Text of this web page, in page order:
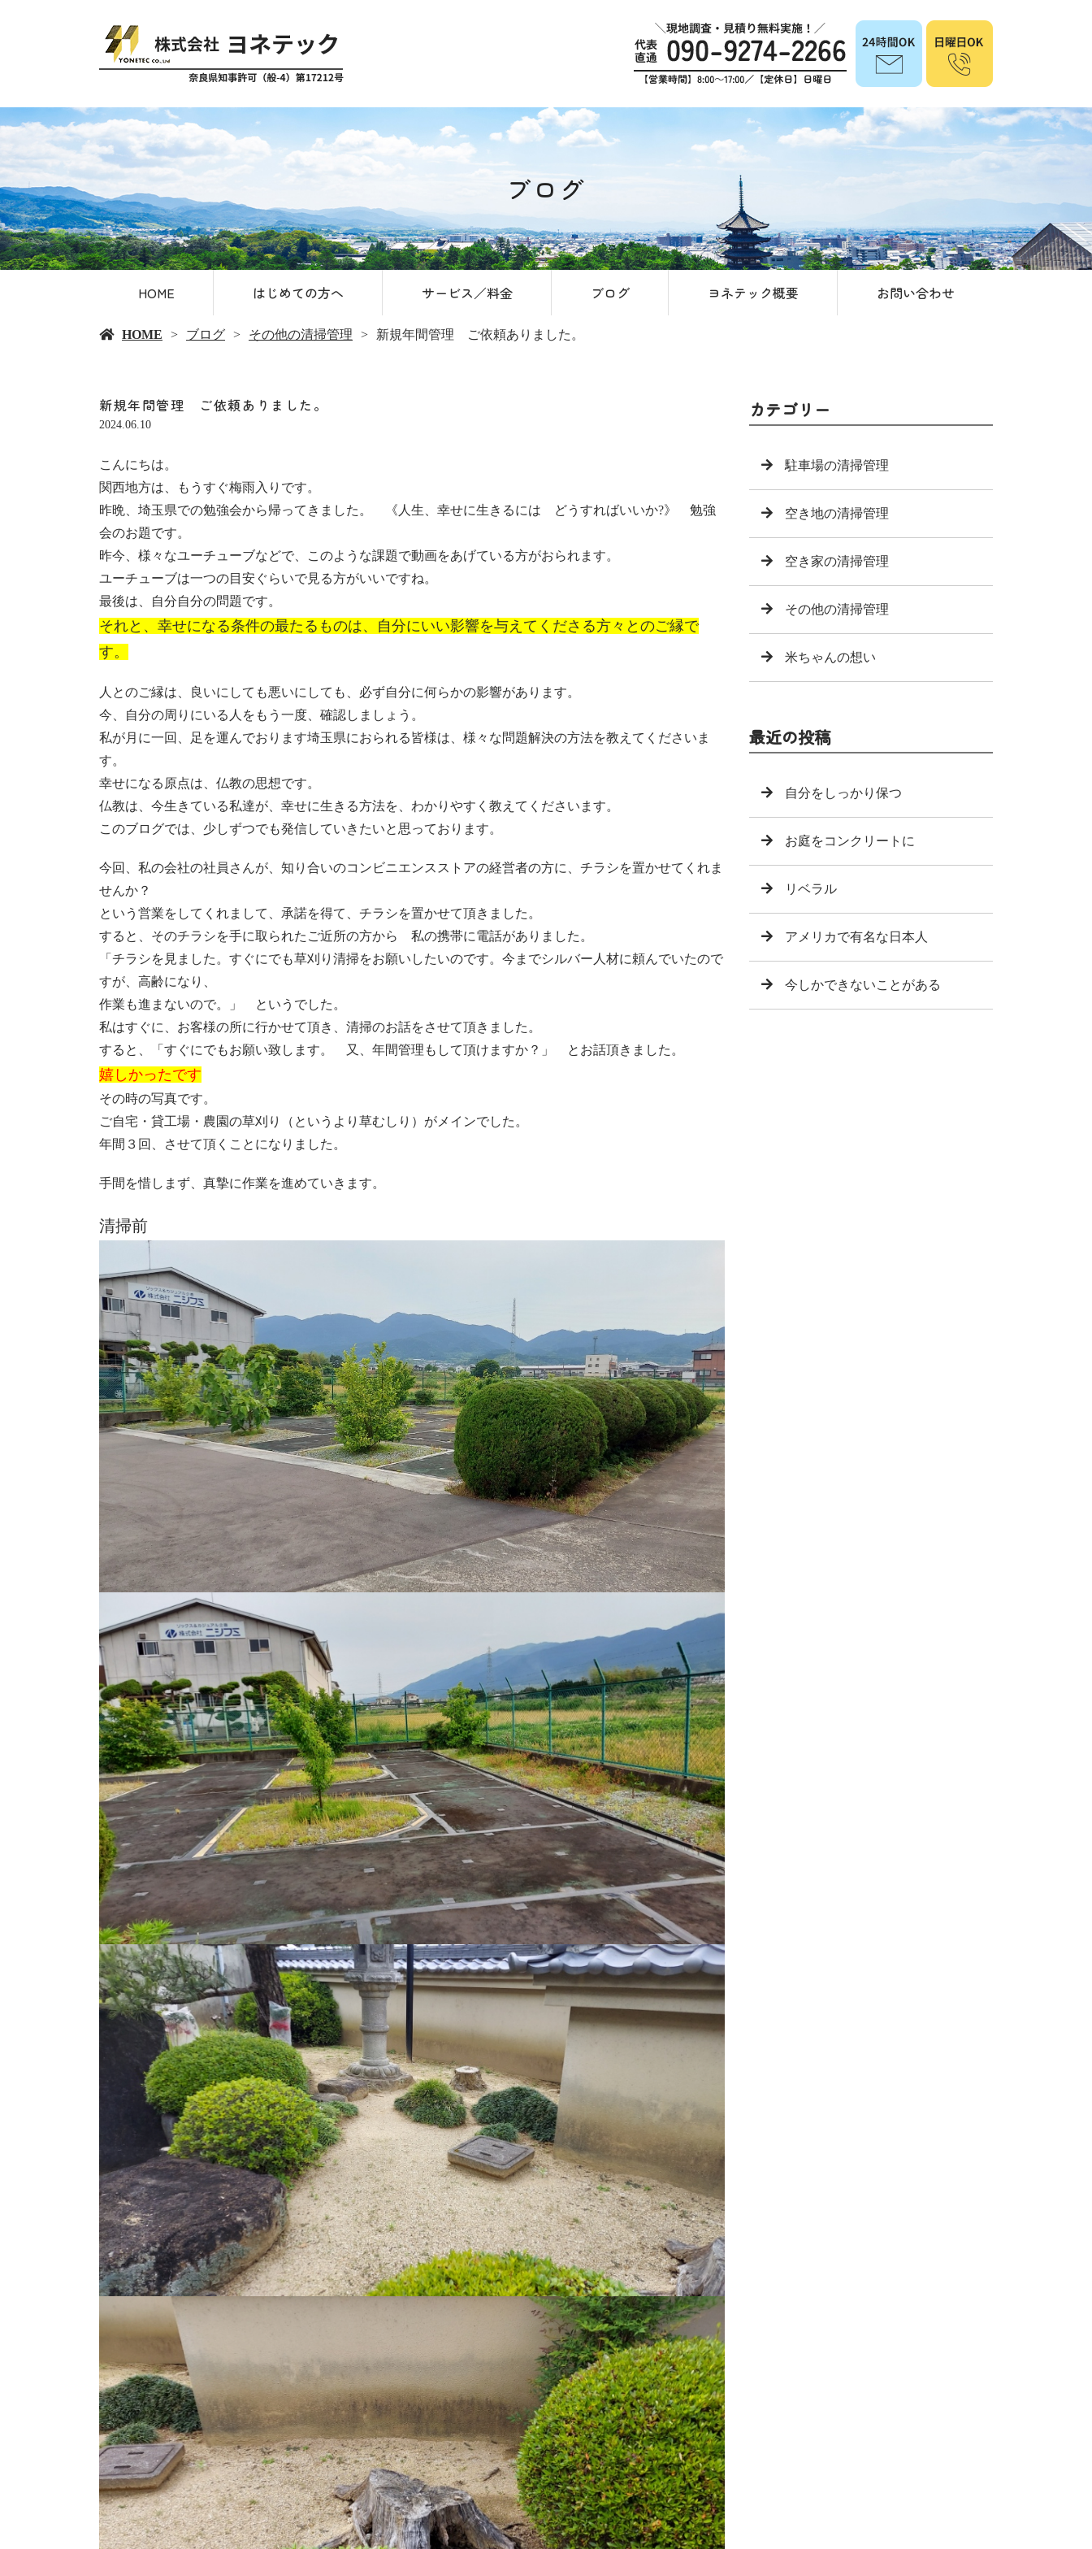
ブログ
HOME はじめての方へ サービス／料金 ブログ ヨネテック概要 お問い合わせ
HOME ブログ その他の清掃管理 新規年間管理 ご依頼ありました。
新規年間管理 ご依頼ありました。
2024.06.10
こんにちは。
関西地方は、もうすぐ梅雨入りです。
昨晩、埼玉県での勉強会から帰ってきました。 《人生、幸せに生きるには どうすればいいか?》 勉強
会のお題です。
昨今、様々なユーチューブなどで、このような課題で動画をあげている方がおられます。
ユーチューブは一つの目安ぐらいで見る方がいいですね。
最後は、自分自分の問題です。
それと、幸せになる条件の最たるものは、自分にいい影響を与えてくださる方々とのご縁で
す。
人とのご縁は、良いにしても悪いにしても、必ず自分に何らかの影響があります。
今、自分の周りにいる人をもう一度、確認しましょう。
私が月に一回、足を運んでおります埼玉県におられる皆様は、様々な問題解決の方法を教えてくださいま
す。
幸せになる原点は、仏教の思想です。
仏教は、今生きている私達が、幸せに生きる方法を、わかりやすく教えてくださいます。
このブログでは、少しずつでも発信していきたいと思っております。
今回、私の会社の社員さんが、知り合いのコンビニエンスストアの経営者の方に、チラシを置かせてくれま
せんか？
という営業をしてくれまして、承諾を得て、チラシを置かせて頂きました。
すると、そのチラシを手に取られたご近所の方から 私の携帯に電話がありました。
「チラシを見ました。すぐにでも草刈り清掃をお願いしたいのです。今までシルバー人材に頼んでいたので
すが、高齢になり、
作業も進まないので。」 というでした。
私はすぐに、お客様の所に行かせて頂き、清掃のお話をさせて頂きました。
すると、「すぐにでもお願い致します。 又、年間管理もして頂けますか？」 とお話頂きました。
嬉しかったです
その時の写真です。
ご自宅・貸工場・農園の草刈り（というより草むしり）がメインでした。
年間３回、させて頂くことになりました。
手間を惜しまず、真摯に作業を進めていきます。
清掃前
カテゴリー
駐車場の清掃管理
空き地の清掃管理
空き家の清掃管理
その他の清掃管理
米ちゃんの想い
最近の投稿
自分をしっかり保つ
お庭をコンクリートに
リベラル
アメリカで有名な日本人
今しかできないことがある